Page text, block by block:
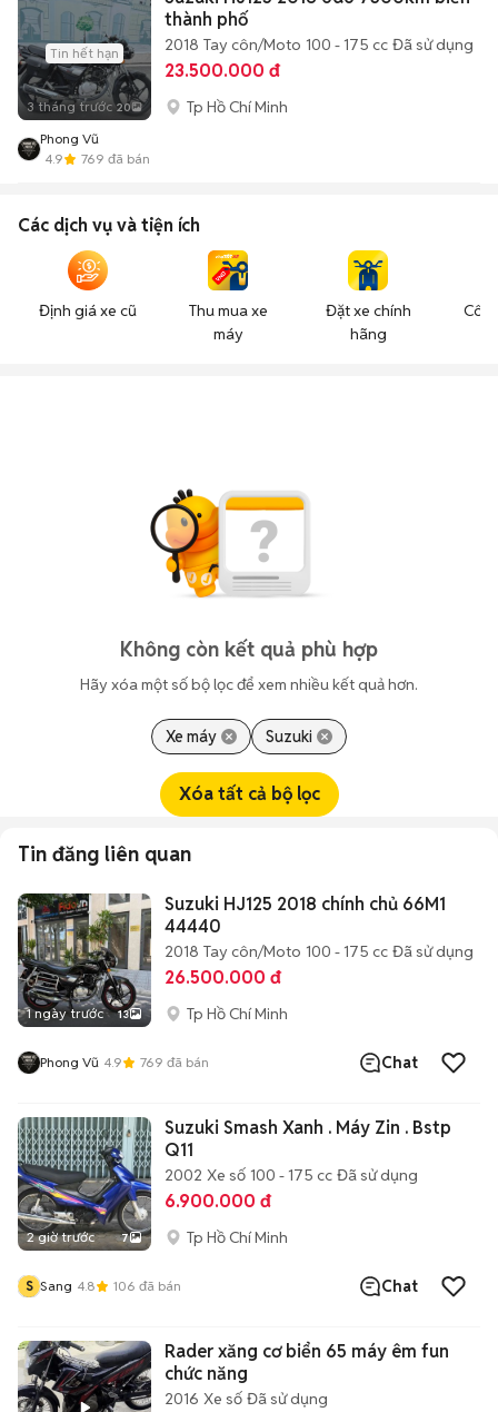
Tin hết hạn
3 tháng trước 20
thành phố
2018 Tay côn/Moto 100 - 175 cc Đã sử dụng
23.500.000 đ
Tp Hồ Chí Minh
Phong Vũ
4.9
769 đã bán
Các dịch vụ và tiện ích
Định giá xe cũ
Thu mua xe
máy
Đặt xe chính
hãng
Không còn kết quả phù hợp
Hãy xóa một số bộ lọc để xem nhiều kết quả hơn.
Xe máy Suzuki
Xóa tất cả bộ lọc
Tin đăng liên quan
1 ngày trước 13
Suzuki HJ125 2018 chính chủ 66M1
44440
2018 Tay côn/Moto 100 - 175 cc Đã sử dụng
26.500.000 đ
Tp Hồ Chí Minh
Phong Vũ 4.9 769 đã bán Chat
2 giờ trước 7
Suzuki Smash Xanh . Máy Zin . Bstp
Q11
2002 Xe số 100 - 175 cc Đã sử dụng
6.900.000 đ
Tp Hồ Chí Minh
S Sang 4.8 106 đã bán Chat
Rader xăng cơ biển 65 máy êm fun
chức năng
2016 Xe số Đã sử dụng